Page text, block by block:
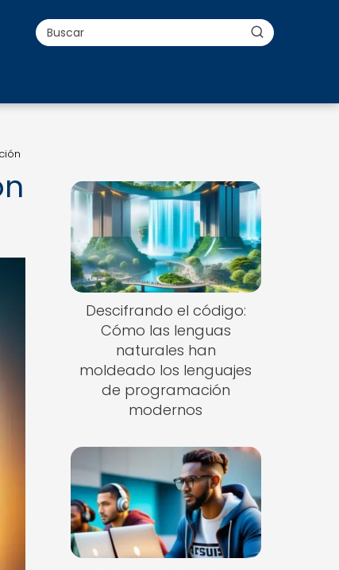
Descifrando el código:
Cómo las lenguas
naturales han
moldeado los lenguajes
de programación
modernos